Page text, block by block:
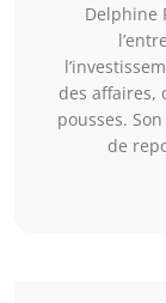
Delphine
des affaires,
pousses.
de